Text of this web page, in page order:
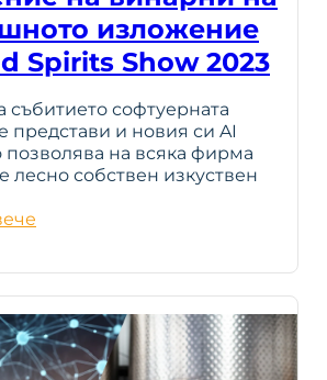
изложение
Spirits Show 2023
събитието софтуерната
представи и новия си AI
позволява на всяка фирма
лесно собствен изкуствен